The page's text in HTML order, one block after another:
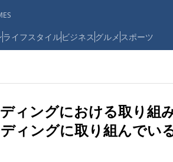
ライフスタイルビジネス グルメ スポーツ
ィングにおける取り組
ィングに取り組んでい